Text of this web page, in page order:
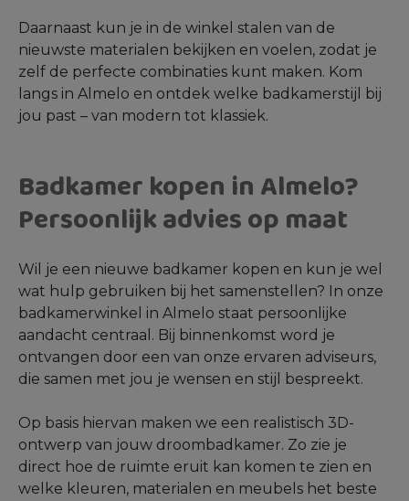
Daarnaast kun je in de winkel stalen van de
nieuwste materialen bekijken en voelen, zodat je
zelf de perfecte combinaties kunt maken. Kom
langs in Almelo en ontdek welke badkamerstijl bij
jou past – van modern tot klassiek.
Badkamer kopen in Almelo?
Persoonlijk advies op maat
Wil je een nieuwe badkamer kopen en kun je wel
wat hulp gebruiken bij het samenstellen? In onze
badkamerwinkel in Almelo staat persoonlijke
aandacht centraal. Bij binnenkomst word je
ontvangen door een van onze ervaren adviseurs,
die samen met jou je wensen en stijl bespreekt.
Op basis hiervan maken we een realistisch 3D-
ontwerp van jouw droombadkamer. Zo zie je
direct hoe de ruimte eruit kan komen te zien en
welke kleuren, materialen en meubels het beste